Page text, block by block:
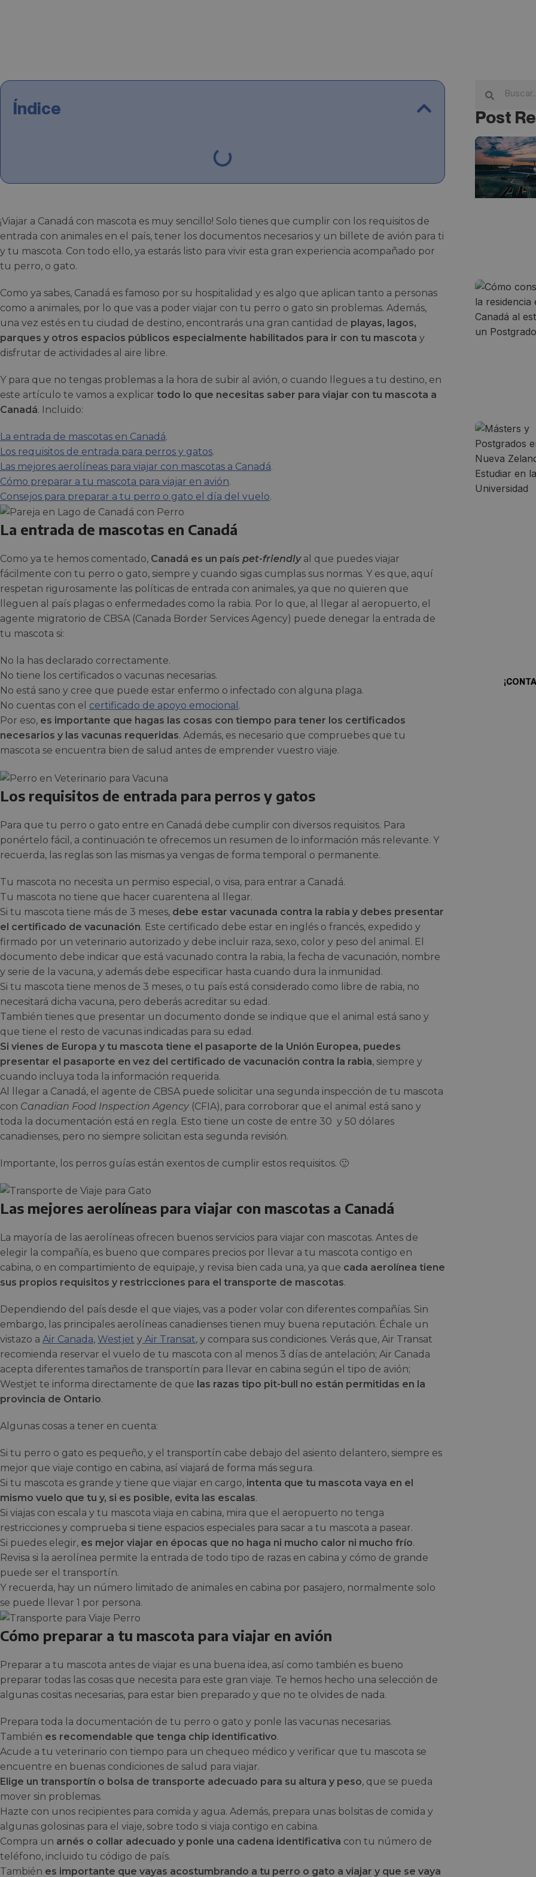
Índice
¡Viajar a Canadá con mascota es muy sencillo! Solo tienes que cumplir con los requisitos de
entrada con animales en el país, tener los documentos necesarios y un billete de avión para ti
y tu mascota. Con todo ello, ya estarás listo para vivir esta gran experiencia acompañado por
tu perro, o gato.
Como ya sabes, Canadá es famoso por su hospitalidad y es algo que aplican tanto a personas
como a animales, por lo que vas a poder viajar con tu perro o gato sin problemas. Además,
una vez estés en tu ciudad de destino, encontrarás una gran cantidad de playas, lagos,
parques y otros espacios públicos especialmente habilitados para ir con tu mascota y
disfrutar de actividades al aire libre.
Y para que no tengas problemas a la hora de subir al avión, o cuando llegues a tu destino, en
este artículo te vamos a explicar todo lo que necesitas saber para viajar con tu mascota a
Canadá. Incluido:
La entrada de mascotas en Canadá.
Los requisitos de entrada para perros y gatos.
Las mejores aerolíneas para viajar con mascotas a Canadá.
Cómo preparar a tu mascota para viajar en avión.
Consejos para preparar a tu perro o gato el día del vuelo.
La entrada de mascotas en Canadá
Como ya te hemos comentado, Canadá es un país pet-friendlyal que puedes viajar
fácilmente con tu perro o gato, siempre y cuando sigas cumplas sus normas. Y es que, aquí
respetan rigurosamente las políticas de entrada con animales, ya que no quieren que
lleguen al país plagas o enfermedades como la rabia. Por lo que, al llegar al aeropuerto, el
agente migratorio de CBSA (Canada Border Services Agency) puede denegar la entrada de
tu mascota si:
No la has declarado correctamente.
No tiene los certificados o vacunas necesarias.
No está sano y cree que puede estar enfermo o infectado con alguna plaga.
No cuentas con el certificado de apoyo emocional .
Por eso, es importante que hagas las cosas con tiempo para tener los certificados
necesarios y las vacunas requeridas. Además, es necesario que compruebes que tu
mascota se encuentra bien de salud antes de emprender vuestro viaje.
Los requisitos de entrada para perros y gatos
Para que tu perro o gato entre en Canadá debe cumplir con diversos requisitos. Para
ponértelo fácil, a continuación te ofrecemos un resumen de lo información más relevante. Y
recuerda, las reglas son las mismas ya vengas de forma temporal o permanente.
Tu mascota no necesita un permiso especial, o visa, para entrar a Canadá.
Tu mascota no tiene que hacer cuarentena al llegar.
Si tu mascota tiene más de 3 meses, debe estar vacunada contra la rabia y debes presentar
el certificado de vacunación. Este certificado debe estar en inglés o francés, expedido y
firmado por un veterinario autorizado y debe incluir raza, sexo, color y peso del animal. El
documento debe indicar que está vacunado contra la rabia, la fecha de vacunación, nombre
y serie de la vacuna, y además debe especificar hasta cuando dura la inmunidad.
Si tu mascota tiene menos de 3 meses, o tu país está considerado como libre de rabia, no
necesitará dicha vacuna, pero deberás acreditar su edad.
También tienes que presentar un documento donde se indique que el animal está sano y
que tiene el resto de vacunas indicadas para su edad.
Si vienes de Europa y tu mascota tiene el pasaporte de la Unión Europea, puedes
presentar el pasaporte en vez del certificado de vacunación contra la rabia, siempre y
cuando incluya toda la información requerida.
Al llegar a Canadá, el agente de CBSA puede solicitar una segunda inspección de tu mascota
con Canadian Food Inspection Agency (CFIA), para corroborar que el animal está sano y
toda la documentación está en regla. Esto tiene un coste de entre 30 y 50 dólares
canadienses, pero no siempre solicitan esta segunda revisión.
Importante, los perros guías están exentos de cumplir estos requisitos. 🙂
Las mejores aerolíneas para viajar con mascotas a Canadá
La mayoría de las aerolíneas ofrecen buenos servicios para viajar con mascotas. Antes de
elegir la compañía, es bueno que compares precios por llevar a tu mascota contigo en
cabina, o en compartimiento de equipaje, y revisa bien cada una, ya que cada aerolínea tiene
sus propios requisitos y restricciones para el transporte de mascotas.
Dependiendo del país desde el que viajes, vas a poder volar con diferentes compañías. Sin
embargo, las principales aerolíneas canadienses tienen muy buena reputación. Échale un
vistazo a Air Canada, Westjet y Air Transat, y compara sus condiciones. Verás que, Air Transat
recomienda reservar el vuelo de tu mascota con al menos 3 días de antelación; Air Canada
acepta diferentes tamaños de transportín para llevar en cabina según el tipo de avión;
Westjet te informa directamente de que las razas tipo pit-bull no están permitidas en la
provincia de Ontario.
Algunas cosas a tener en cuenta:
Si tu perro o gato es pequeño, y el transportín cabe debajo del asiento delantero, siempre es
mejor que viaje contigo en cabina, así viajará de forma más segura.
Si tu mascota es grande y tiene que viajar en cargo, intenta que tu mascota vaya en el
mismo vuelo que tu y, si es posible, evita las escalas.
Si viajas con escala y tu mascota viaja en cabina, mira que el aeropuerto no tenga
restricciones y comprueba si tiene espacios especiales para sacar a tu mascota a pasear.
Si puedes elegir, es mejor viajar en épocas que no haga ni mucho calor ni mucho frío.
Revisa si la aerolínea permite la entrada de todo tipo de razas en cabina y cómo de grande
puede ser el transportín.
Y recuerda, hay un número limitado de animales en cabina por pasajero, normalmente solo
se puede llevar 1 por persona.
Cómo preparar a tu mascota para viajar en avión
Preparar a tu mascota antes de viajar es una buena idea, así como también es bueno
preparar todas las cosas que necesita para este gran viaje. Te hemos hecho una selección de
algunas cositas necesarias, para estar bien preparado y que no te olvides de nada.
Prepara toda la documentación de tu perro o gato y ponle las vacunas necesarias.
También es recomendable que tenga chip identificativo.
Acude a tu veterinario con tiempo para un chequeo médico y verificar que tu mascota se
encuentre en buenas condiciones de salud para viajar.
Elige un transportín o bolsa de transporte adecuado para su altura y peso, que se pueda
mover sin problemas.
Hazte con unos recipientes para comida y agua. Además, prepara unas bolsitas de comida y
algunas golosinas para el viaje, sobre todo si viaja contigo en cabina.
Compra un arnés o collar adecuado y ponle una cadena identificativa con tu número de
teléfono, incluido tu código de país.
También es importante que vayas acostumbrando a tu perro o gato a viajar y que se vaya
Post